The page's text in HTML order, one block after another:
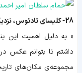
28- کلیسای تادئوس، نزدیک ماکو
« به دلیل اهمیت این
داشتم تا بتوانم عکس
مجموعه‌ی مکان‌های